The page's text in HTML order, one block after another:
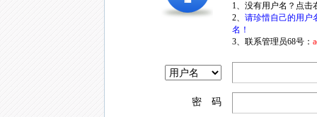
1、没有用户名？点
2、 请珍惜自己的用户
名！
3、联系管理员68号：
密 码